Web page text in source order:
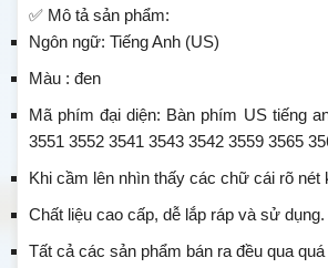
✅ Mô tả sản phẩm:
Ngôn ngữ: Tiếng Anh (US)
Màu : đen
Mã phím đại diện: Bàn phím US tiếng
3551 3552 3541 3543 3542 3559 3565
Khi cầm lên nhìn thấy các chữ cái rõ nét
Chất liệu cao cấp, dễ lắp ráp và sử dụng.
Tất cả các sản phẩm bán ra đều qua